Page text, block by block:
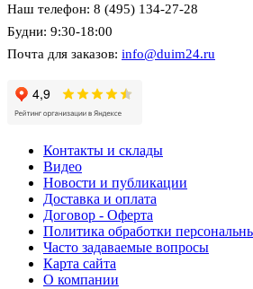
Наш телефон: 8 (495) 134-27-28
Будни: 9:30-18:00
Почта для заказов: info@duim24.ru
Контакты и склады
Видео
Новости и публикации
Доставка и оплата
Договор - Оферта
Политика обработки
Часто задаваемые вопросы
Карта сайта
О компании